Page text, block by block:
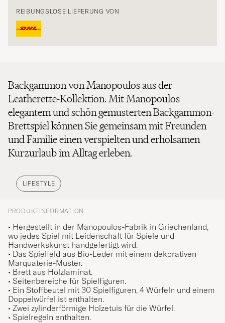
REIBUNGSLOSE LIEFERUNG VON
Backgammon von Manopoulos aus der
Leatherette-Kollektion. Mit Manopoulos
elegantem und schön gemusterten Backgammon-
Brettspiel können Sie gemeinsam mit Freunden
und Familie einen verspielten und erholsamen
Kurzurlaub im Alltag erleben.
LIFESTYLE
PRODUKTINFORMATION
• Hergestellt in der Manopoulos-Fabrik in Griechenland,
wo jedes Spiel mit Leidenschaft für Spiele und
Handwerkskunst handgefertigt wird.
• Das Spielfeld aus Bio-Leder mit einem dekorativen
Marquaterie-Muster.
• Brett aus Holzlaminat.
• Seitenbereiche für Spielfiguren.
• Ein Stoffbeutel mit 30 Spielfiguren, 4 Würfeln und einem
Doppelwürfel ist enthalten.
• Zwei zylinderförmige Holzetuis für die Würfel.
• Spielregeln enthalten.